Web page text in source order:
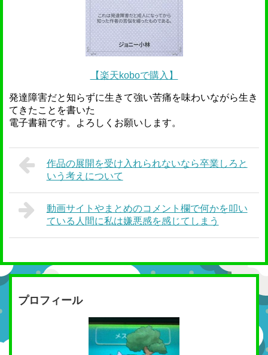
【楽天koboで購入】
発達障害だと知らずに生きて強い苦痛を味わいながら生き
てきたことを書いた
電子書籍です。よろしくお願いします。
作品の展開を受け入れられないなら卒業しろと
いう考えについて
動画サイトやまとめのコメント欄で何かを叩い
ている人間に私は嫌悪感を感じてしまう
プロフィール